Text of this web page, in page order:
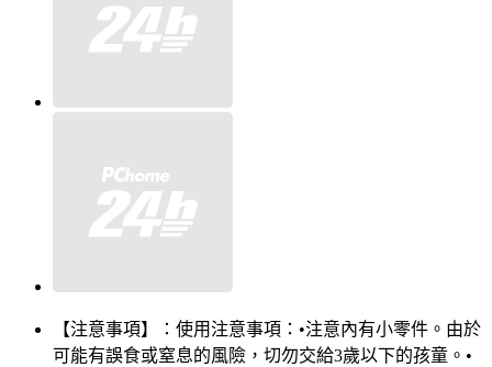
【注意事項】：使用注意事項：•注意內有小零件。由於
可能有誤食或窒息的風險，切勿交給3歲以下的孩童。•